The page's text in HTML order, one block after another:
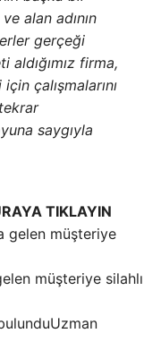
alan adının
gerçeği
aldığımız firma,
çalışmalarını
saygıyla
TIKLAYIN
müşteriye silahlı
Uzman